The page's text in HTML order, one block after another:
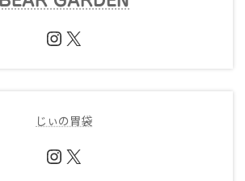
Instagram
X
じぃの胃袋
Instagram
X